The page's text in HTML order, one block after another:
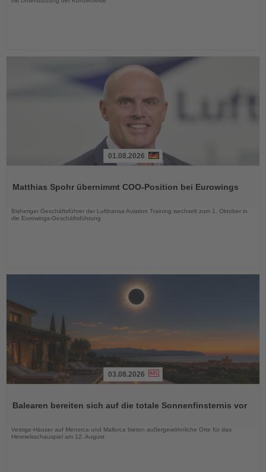
die
01.08.2026
Matthias Spohr übernimmt COO-Position bei Eurowings
Bisheriger Geschäftsführer der Lufthansa Aviation Training wechselt zum 1. Oktober in
die Eurowings-Geschäftsführung
die
03.08.2026
Balearen bereiten sich auf die totale Sonnenfinsternis vor
Vestige-Häuser auf Menorca und Mallorca bieten außergewöhnliche Orte für das
Himmelsschauspiel am 12. August